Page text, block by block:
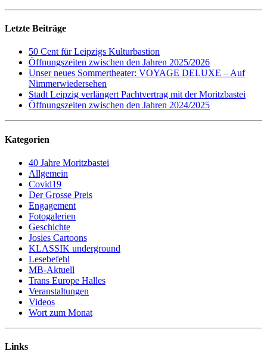
Letzte Beiträge
50 Cent für Leipzigs Kulturbastion
Öffnungszeiten zwischen den Jahren 2025/2026
Unser neues Sommertheater: VOYAGE DELUXE – Auf
Nimmerwiedersehen
Stadt Leipzig verlängert Pachtvertrag mit der Moritzbastei
Öffnungszeiten zwischen den Jahren 2024/2025
Kategorien
40 Jahre Moritzbastei
Allgemein
Covid19
Der Grosse Preis
Engagement
Fotogalerien
Geschichte
Josies Cartoons
KLASSIK underground
Lesebefehl
MB-Aktuell
Trans Europe Halles
Veranstaltungen
Videos
Wort zum Monat
Links